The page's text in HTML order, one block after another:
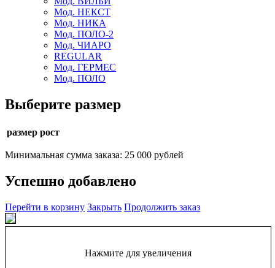
Мод. НЕКСТ
Мод. НИКА
Мод. ПОЛО-2
Мод. ЧИАРО
REGULAR
Мод. ГЕРМЕС
Мод. ПОЛО
Выберите размер
размер рост
Минимальная сумма заказа: 25 000 рублей
Успешно добавлено
Перейти в корзину Закрыть Продолжить заказ
Нажмите для увеличения